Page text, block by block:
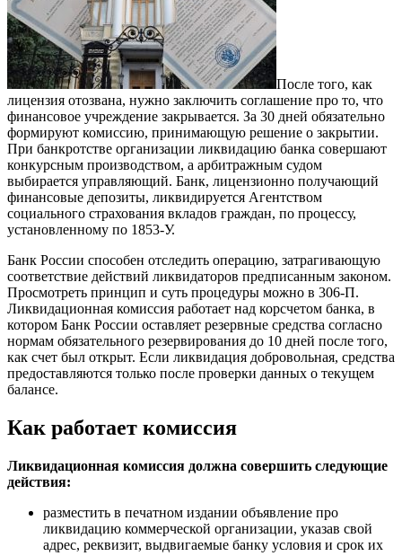
После того, как
лицензия отозвана, нужно заключить соглашение про то, что
финансовое учреждение закрывается. За 30 дней обязательно
формируют комиссию, принимающую решение о закрытии.
При банкротстве организации ликвидацию банка совершают
конкурсным производством, а арбитражным судом
выбирается управляющий. Банк, лицензионно получающий
финансовые депозиты, ликвидируется Агентством
социального страхования вкладов граждан, по процессу,
установленному по 1853-У.
Банк России способен отследить операцию, затрагивающую
соответствие действий ликвидаторов предписанным законом.
Просмотреть принцип и суть процедуры можно в 306-П.
Ликвидационная комиссия работает над корсчетом банка, в
котором Банк России оставляет резервные средства согласно
нормам обязательного резервирования до 10 дней после того,
как счет был открыт. Если ликвидация добровольная, средства
предоставляются только после проверки данных о текущем
балансе.
Как работает комиссия
Ликвидационная комиссия должна совершить следующие
действия:
разместить в печатном издании объявление про
ликвидацию коммерческой организации, указав свой
адрес, реквизит, выдвигаемые банку условия и срок их